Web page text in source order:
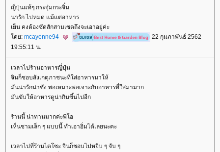
ญี่ปุ่นแท้ๆ กระจุ๋มกระจิ๋ม
น่ารัก ไปหมด แม้แต่อาหาร
เย็น คงต้องซัดสักสามเซตถึงจะเอาอยู่ค่ะ
ดย: mcayenne94
22 กุมภาพันธ์ 2562
19:55:11 น.
เวลาไปร้านอาหารญี่ปุ่น
จินก็ชอบสังเกตุภาชนะที่ใส่อาหารมาให้
มันน่ารักน่าชัง พอเหมาะพอเจาะกับอาหารที่ใส่มามาก
มันขับให้อาหารดูน่ากินขึ้นไปอีก
ร้านนี้ น่าทานมากค่ะพี่โอ
เห็นชามเล็ก ๆ แบบนี้ ทำเอาอิ่มได้เลยนะคะ
เวลาไปที่ร้านไดโซะ จินก็ชอบไปหยิบ ๆ จับ ๆ